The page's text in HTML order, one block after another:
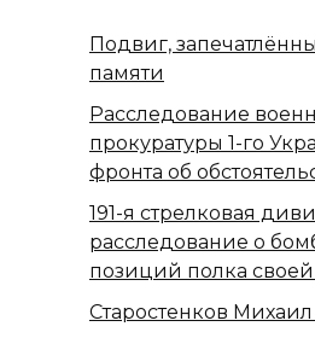
Подвиг,
памяти
Расследование
прокуратуры 1-го
фронта об
191-я стрелковая
расследование о
позиций полка
Старостенков